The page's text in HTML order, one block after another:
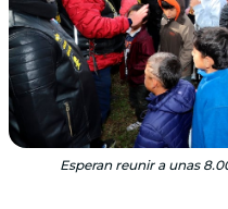
Esperan reunir a unas